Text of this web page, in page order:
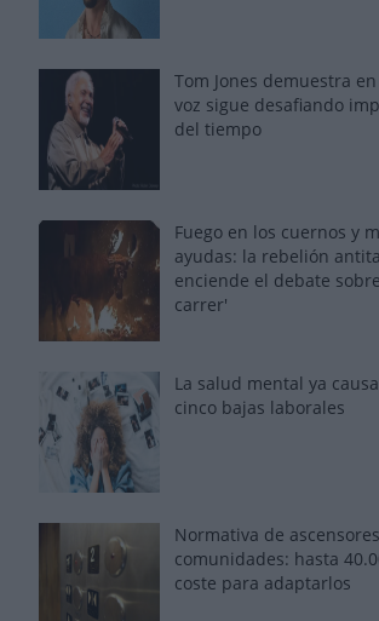
Tom Jones demuestra
voz sigue desafiando
del tiempo
Fuego en los cuernos y
ayudas: la rebelión
enciende el debate
carrer'
La salud mental ya
cinco bajas laborales
Normativa de
comunidades: hasta
coste para adaptarlos